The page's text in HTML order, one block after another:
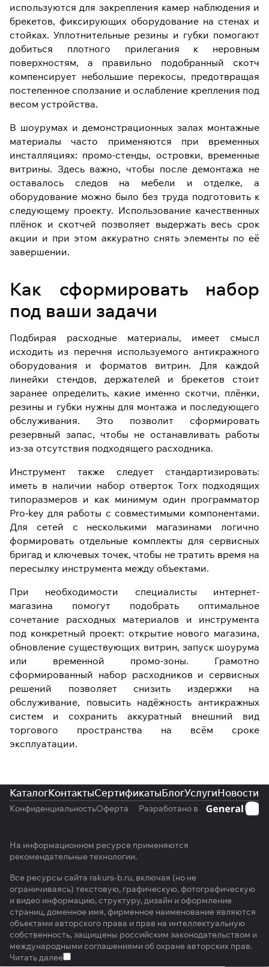
используются для закрепления камер наблюдения и
брекетов, фиксирующих оборудование на стенах и
стойках. Уплотнительные резины и губки помогают
добиться плотного прилегания к неровным
поверхностям, а правильно подобранный скотч
компенсирует небольшие перекосы, предотвращая
постепенное сползание и ослабление крепления под
весом устройства.
В шоурумах и демонстрационных залах монтажные
материалы часто применяются при временных
инсталляциях: промо-стенды, островки, временные
витрины. Здесь важно, чтобы после демонтажа не
оставалось следов на мебели и отделке, а
оборудование можно было без труда подготовить к
следующему проекту. Использование качественных
плёнок и скотчей позволяет выдержать весь срок
акции и при этом аккуратно снять элементы по её
завершении.
Как сформировать набор
под ваши задачи
Подбирая расходные материалы, имеет смысл
исходить из перечня используемого антикражного
оборудования и форматов витрин. Для каждой
линейки стендов, держателей и брекетов стоит
заранее определить, какие именно скотчи, плёнки,
резины и губки нужны для монтажа и последующего
обслуживания. Это позволит сформировать
резервный запас, чтобы не останавливать работы
из-за отсутствия подходящего расходника.
Инструмент также следует стандартизировать:
иметь в наличии набор отверток Torx подходящих
типоразмеров и как минимум один программатор
Pro-key для работы с совместимыми компонентами.
Для сетей с несколькими магазинами логично
формировать отдельные комплекты для сервисных
бригад и ключевых точек, чтобы не тратить время на
пересылку инструмента между объектами.
При необходимости специалисты интернет-
магазина помогут подобрать оптимальное
сочетание расходных материалов и инструмента
под конкретный проект: открытие нового магазина,
обновление существующих витрин, запуск шоурума
или временной промо-зоны. Грамотно
сформированный набор расходников и сервисных
решений позволяет снизить издержки на
обслуживание, повысить надёжность антикражных
систем и сохранить аккуратный внешний вид
торгового пространства на всём сроке
эксплуатации.
КаталогКонтактыСертификатыБлогУслугиНовости
КонфиденциальностьОферта Разработано в
На информационном ресурсе применяются
рекомендательные технологии.
Все ресурсы сайта rakurs-b.ru, включая (но не
ограничиваясь) текстовую, графическую, фотографическую
и видео информацию, структуру, дизайн и оформление
страниц, доменное имя, фирменное наименование являются
объектами авторского права и прав на интеллектуальную
собственность, защищены российским законодательством и
международными соглашениями об охране авторских прав.
Читать далее